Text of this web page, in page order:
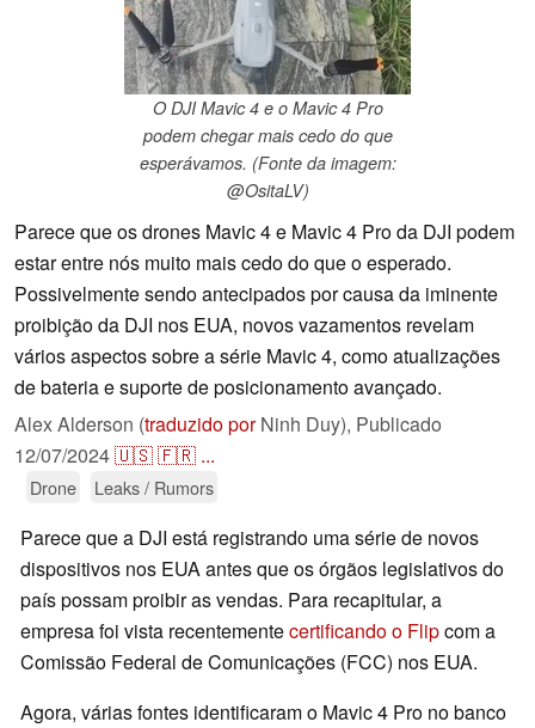
O DJI Mavic 4 e o Mavic 4 Pro
podem chegar mais cedo do que
esperávamos. (Fonte da imagem:
@OsitaLV)
Parece que os drones Mavic 4 e Mavic 4 Pro da DJI podem
estar entre nós muito mais cedo do que o esperado.
Possivelmente sendo antecipados por causa da iminente
proibição da DJI nos EUA, novos vazamentos revelam
vários aspectos sobre a série Mavic 4, como atualizações
de bateria e suporte de posicionamento avançado.
Alex Alderson (traduzido porNinh Duy), Publicado
12/07/2024🇺🇸🇫🇷 ...
Drone Leaks / Rumors
Parece que a DJI está registrando uma série de novos
dispositivos nos EUA antes que os órgãos legislativos do
país possam proibir as vendas. Para recapitular, a
empresa foi vista recentementecertificando o Flipcom a
Comissão Federal de Comunicações (FCC) nos EUA.
Agora, várias fontes identificaram o Mavic 4 Pro no banco